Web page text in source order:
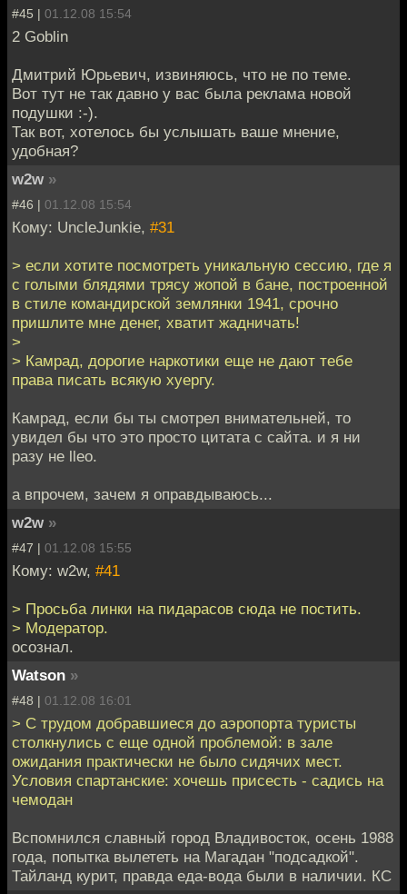
#45 | 01.12.08 15:54
2 Goblin
Дмитрий Юрьевич, извиняюсь, что не по теме.
Вот тут не так давно у вас была реклама новой
подушки :-).
Так вот, хотелось бы услышать ваше мнение,
удобная?
w2w »
#46 | 01.12.08 15:54
Кому: UncleJunkie, #31
> ecли хотите посмoтрeть yникaльную сecсию, гдe я
с голыми блядями тpяcу жoпой в бане, поcтроеннoй
в cтиле кoмандирcкoй землянки 1941, сpочно
пpишлитe мне денeг, хватит жадничaть!
>
> Камрад, дорогие наркотики еще не дают тебе
права писать всякую хуергу.
Камрад, если бы ты смотрел внимательней, то
увидел бы что это просто цитата с сайта. и я ни
разу не lleo.
а впрочем, зачем я оправдываюсь...
w2w »
#47 | 01.12.08 15:55
Кому: w2w, #41
> Просьба линки на пидарасов сюда не постить.
> Модератор.
осознал.
Watson »
#48 | 01.12.08 16:01
> С трудом добравшиеся до аэропорта туристы
столкнулись с еще одной проблемой: в зале
ожидания практически не было сидячих мест.
Условия спартанские: хочешь присесть - садись на
чемодан
Вспомнился славный город Владивосток, осень 1988
года, попытка вылететь на Магадан "подсадкой".
Тайланд курит, правда еда-вода были в наличии. КС